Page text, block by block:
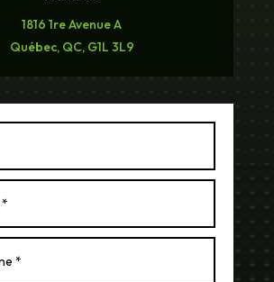
1816 1re Avenue A
Québec, QC, G1L 3L9